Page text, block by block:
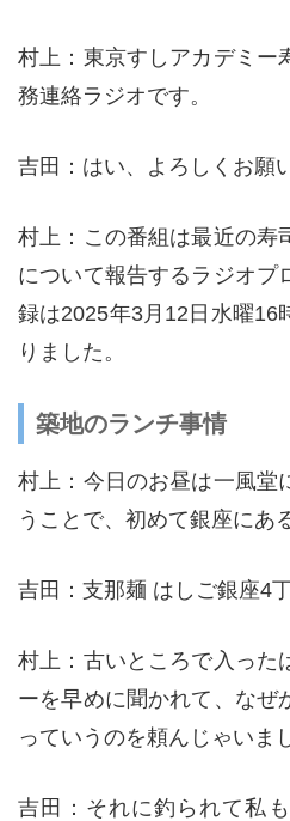
村上：東京すしアカデミー
務連絡ラジオです。
吉田：はい、よろしくお願
村上：この番組は最近の寿
について報告するラジオプ
録は2025年3月12日水曜16
りました。
築地のランチ事情
村上：今日のお昼は一風堂
うことで、初めて銀座にあ
吉田：支那麺 はしご銀座4丁
村上：古いところで入った
ーを早めに聞かれて、なぜ
っていうのを頼んじゃいま
吉田：それに釣られて私